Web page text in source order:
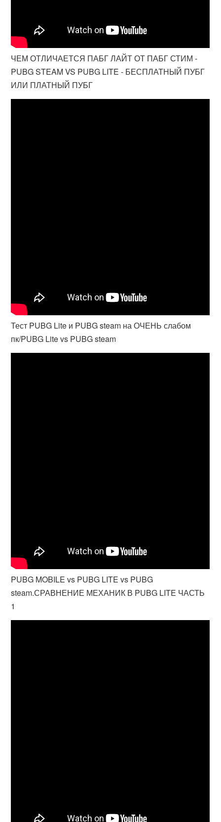
ЧЕМ ОТЛИЧАЕТСЯ ПАБГ ЛАЙТ ОТ ПАБГ СТИМ -
PUBG STEAM VS PUBG LITE - БЕСПЛАТНЫЙ ПУБГ
ИЛИ ПЛАТНЫЙ ПУБГ
Тест PUBG Lite и PUBG steam на ОЧЕНЬ слабом
пк/PUBG Lite vs PUBG steam
PUBG MOBILE vs PUBG LITE vs PUBG
steam.СРАВНЕНИЕ МЕХАНИК В PUBG LITE ЧАСТЬ
1